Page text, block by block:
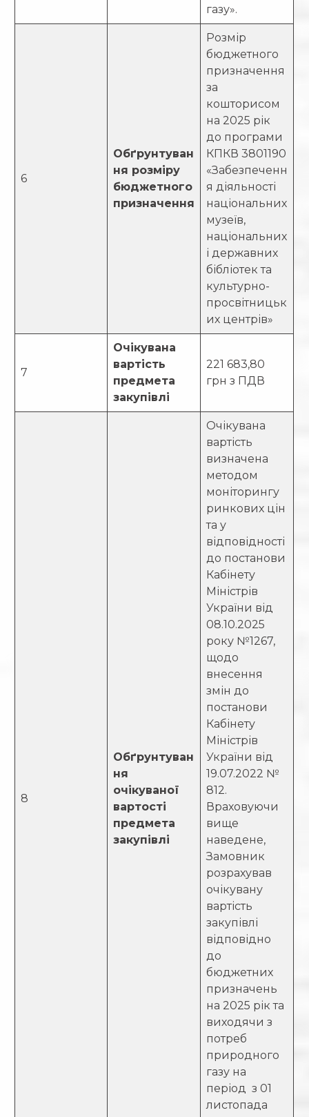
газу».
6
Обґрунтуван
ня розміру
бюджетного
призначення
Розмір
бюджетного
призначення
за
кошторисом
на 2025 рік
до програми
КПКВ 3801190
«Забезпеченн
я діяльності
національних
музеїв,
національних
і державних
бібліотек та
культурно-
просвітницьк
их центрів»
7
Очікувана
вартість
предмета
закупівлі
221 683,80
грн з ПДВ
8
Обґрунтуван
ня
очікуваної
вартості
предмета
закупівлі
Очікувана
вартість
визначена
методом
моніторингу
ринкових цін
та у
відповідності
до постанови
Кабінету
Міністрів
України від
08.10.2025
року №1267,
щодо
внесення
змін до
постанови
Кабінету
Міністрів
України від
19.07.2022 №
812.
Враховуючи
вище
наведене,
Замовник
розрахував
очікувану
вартість
закупівлі
відповідно
до
бюджетних
призначень
на 2025 рік та
виходячи з
потреб
природного
газу на
період з 01
листопада